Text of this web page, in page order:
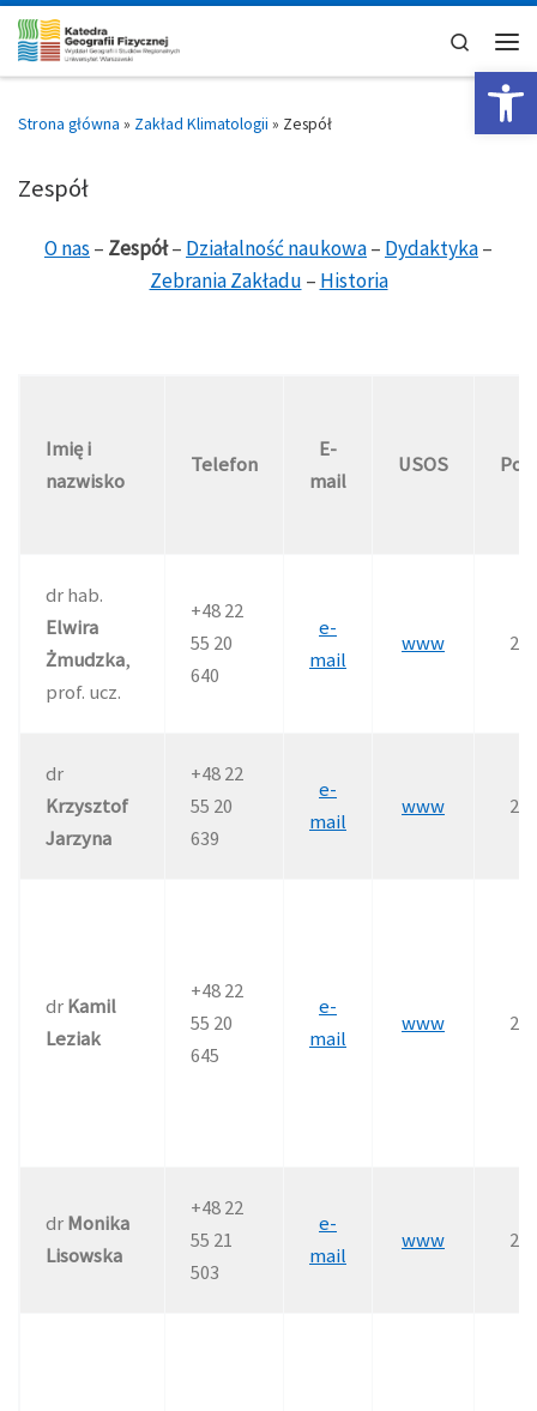
Skip to content
Search
Strona główna » Zakład Klimatologii » Zespół
Zespół
O nas– Zespół– Działalność naukowa– Dydaktyka–
Zebrania Zakładu – Historia
Imię i
nazwisko
Telefon
E-
mail
USOS
dr hab.
Elwira
Żmudzka,
prof. ucz.
+48 22
55 20
640
e-
mail
www 217
dr
Krzysztof
Jarzyna
+48 22
55 20
639
e-
mail
www 216
drKamil
Leziak
+48 22
55 20
645
e-
mail
www 218
drMonika
Lisowska
+48 22
55 21
503
e-
mail
www 219